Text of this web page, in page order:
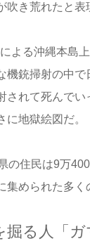
き荒れたと表
よる沖縄本島
機銃掃射の中
されて死んで
地獄絵図だ。
の住民は9万
集められた多
掘る人「